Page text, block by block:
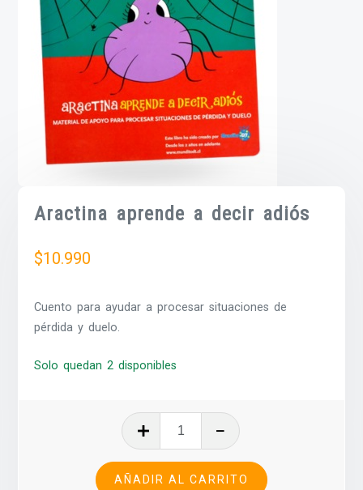
Aractina aprende a decir adiós
$10.990
Cuento para ayudar a procesar situaciones de
pérdida y duelo.
Solo quedan 2 disponibles
Aractina
aprende
a
decir
AÑADIR AL CARRITO